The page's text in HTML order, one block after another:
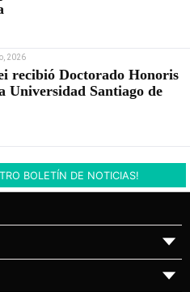
2026
recibió Doctorado Honoris
Universidad Santiago de
BOLETÍN DE NOTICIAS!
▼
▼